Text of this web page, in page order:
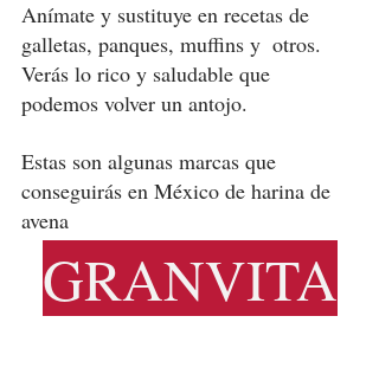
Anímate y sustituye en recetas de
galletas, panques, muffins y  otros.
Verás lo rico y saludable que
podemos volver un antojo.
Estas son algunas marcas que
conseguirás en México de harina de
avena
GRANVITA